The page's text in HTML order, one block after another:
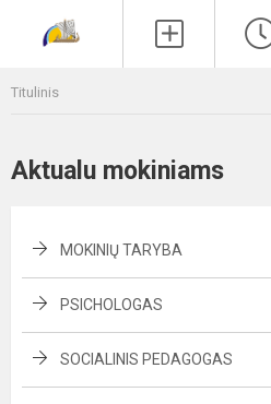
Titulinis
Aktualu mokiniams
MOKINIŲ TARYBA
PSICHOLOGAS
SOCIALINIS PEDAGOGAS